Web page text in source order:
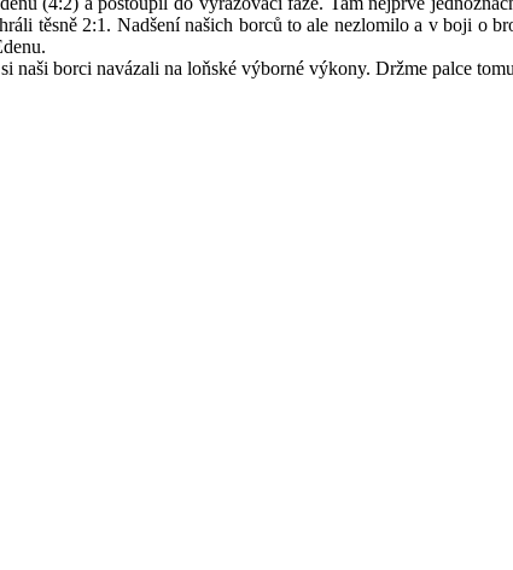
těsně 2:1. Nadšení našich borců to ale nezlomilo a v boji o
naši borci navázali na loňské výborné výkony. Držme palce